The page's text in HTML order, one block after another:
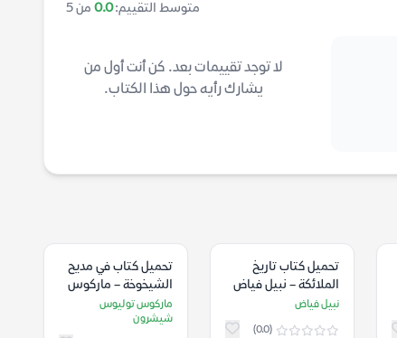
متوسط التقييم:0.0 من 5
لا توجد تقييمات بعد. كن أنت أول من
يشارك رأيه حول هذا الكتاب.
تحميل كتاب تاريخ
الملائكة – نبيل فياض
نبيل فياض
(0.0)
تحميل كتاب في مديح
الشيخوخة – ماركوس
توليوس شيشرون
ماركوس توليوس
شيشرون